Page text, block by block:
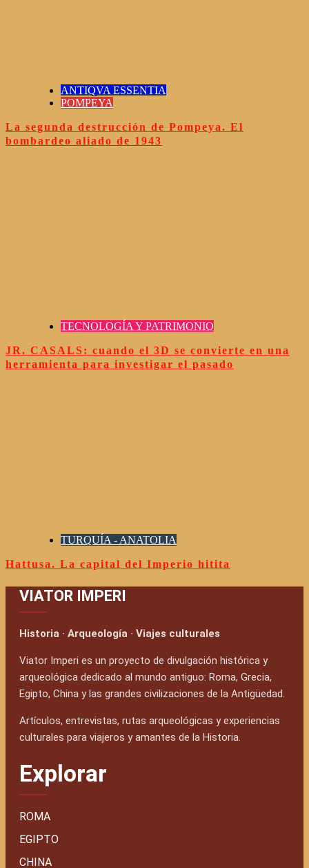
ANTIQVA ESSENTIA
POMPEYA
La segunda destrucción de Pompeya. El
bombardeo aliado de 1943
TECNOLOGÍA Y PATRIMONIO
JR. CASALS: cuando el 3D se convierte en una
herramienta para investigar el pasado
TURQUÍA - ANATOLIA
Hattusa. La capital del Imperio hitita
VIATOR IMPERI
Historia · Arqueología · Viajes culturales
Viator Imperi es un proyecto de divulgación histórica y
arqueológica dedicado al mundo antiguo: Roma, Grecia,
Egipto, China y las grandes civilizaciones de la Antigüedad.
Artículos, entrevistas, rutas arqueológicas y experiencias
culturales para viajeros y amantes de la Historia.
Explorar
ROMA
EGIPTO
CHINA